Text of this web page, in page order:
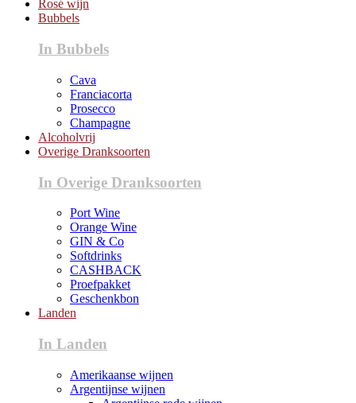
Rosé wijn
Bubbels
In Bubbels
Cava
Franciacorta
Prosecco
Champagne
Alcoholvrij
Overige Dranksoorten
In Overige Dranksoorten
Port Wine
Orange Wine
GIN & Co
Softdrinks
CASHBACK
Proefpakket
Geschenkbon
Landen
In Landen
Amerikaanse wijnen
Argentijnse wijnen